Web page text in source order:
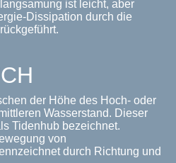
ist leicht, aber
Dissipation durch die
der Höhe des Hoch- oder
Wasserstand. Dieser
Tidenhub bezeichnet.
von
durch Richtung und